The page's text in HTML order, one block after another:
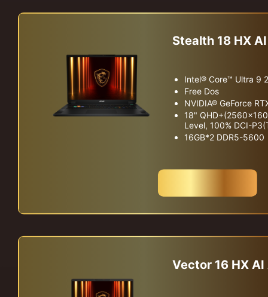
Stealth 18 HX
Intel® Core™ Ultra 9
Free Dos
NVIDIA® GeForce
18"
Level, 100% DCI-
16GB*2 DDR5-5600
Vector 16 HX